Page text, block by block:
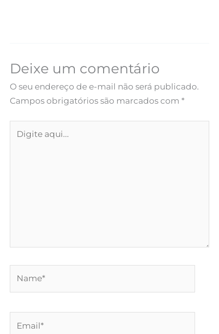
Deixe um comentário
O seu endereço de e-mail não será publicado.
Campos obrigatórios são marcados com *
aqui...